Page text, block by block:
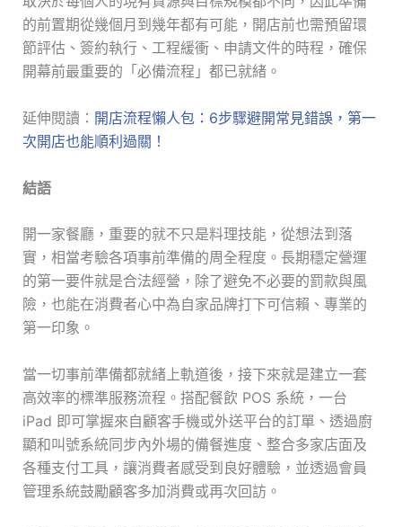
的前置期從幾個月到幾年都有可能，開店前也需預留環
節評估、簽約執行、工程緩衝、申請文件的時程，確保
開幕前最重要的「必備流程」都已就緒。
延伸閱讀： 開店流程懶人包：6步驟避開常見錯誤，第一
次開店也能順利過關！
結語
開一家餐廳，重要的就不只是料理技能，從想法到落
實，相當考驗各項事前準備的周全程度。長期穩定營運
的第一要件就是合法經營，除了避免不必要的罰款與風
險，也能在消費者心中為自家品牌打下可信賴、專業的
第一印象。
當一切事前準備都就緒上軌道後，接下來就是建立一套
高效率的標準服務流程。搭配餐飲 POS 系統，一台
iPad 即可掌握來自顧客手機或外送平台的訂單、透過廚
顯和叫號系統同步內外場的備餐進度、整合多家店面及
各種支付工具，讓消費者感受到良好體驗，並透過會員
管理系統鼓勵顧客多加消費或再次回訪。